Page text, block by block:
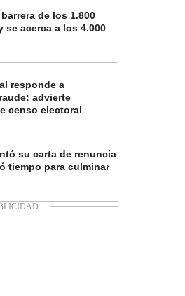
de los 1.800
se acerca a los 4.000
responde a
advierte
censo electoral
su carta de renuncia
tiempo para culminar